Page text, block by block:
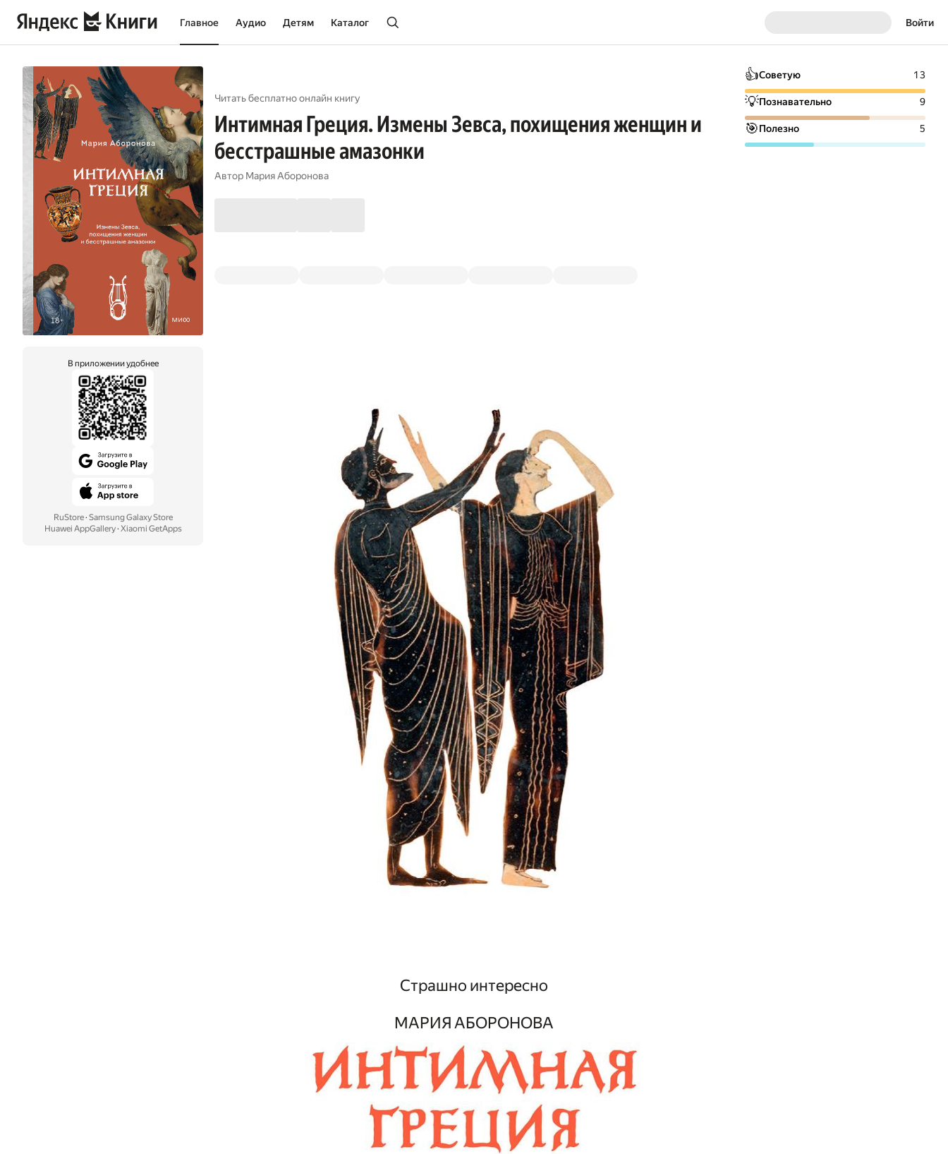
Главное Аудио Детям Каталог Войти
В приложении удобнее
RuStore· Samsung Galaxy Store
Huawei AppGallery· Xiaomi GetApps
Читать бесплатно онлайн книгу
Интимная Греция. Измены Зевса, похищения женщин и
бесстрашные амазонки
Автор Мария Аборонова
Страшно интересно
МАРИЯ АБОРОНОВА
👍Советую 13
💡Познавательно 9
🎯Полезно 5